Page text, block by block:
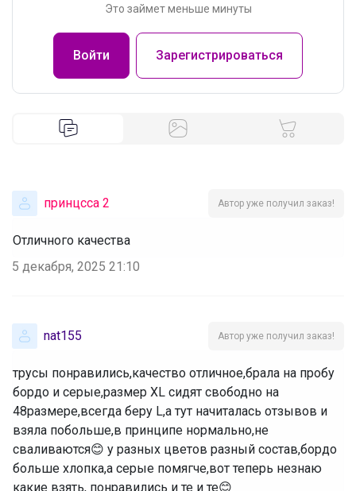
Это займет меньше минуты
Войти Зарегистрироваться
принцсса 2 Автор уже получил заказ!
Отличного качества
5 декабря, 2025 21:10
nat155 Автор уже получил заказ!
трусы понравились,качество отличное,брала на пробу
бордо и серые,размер XL сидят свободно на
48размере,всегда беру L,а тут начиталась отзывов и
взяла побольше,в принципе нормально,не
сваливаются😊 у разных цветов разный состав,бордо
больше хлопка,а серые помягче,вот теперь незнаю
какие взять, понравились и те и те😊